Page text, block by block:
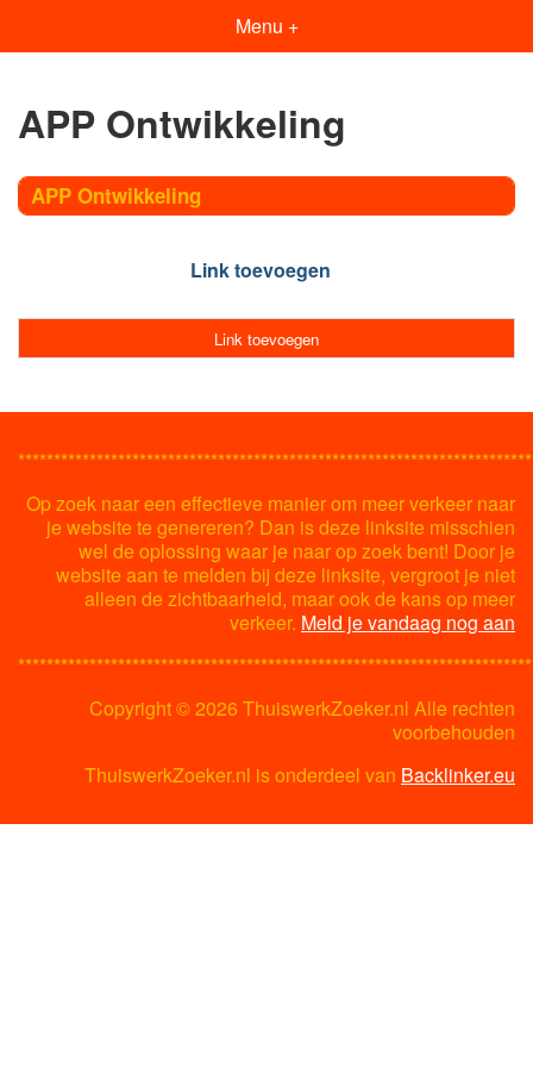
Menu +
APP Ontwikkeling
APP Ontwikkeling
Link toevoegen
Link toevoegen
Op zoek naar een effectieve manier om meer verkeer naar
je website te genereren? Dan is deze linksite misschien
wel de oplossing waar je naar op zoek bent! Door je
website aan te melden bij deze linksite, vergroot je niet
alleen de zichtbaarheid, maar ook de kans op meer
verkeer. Meld je vandaag nog aan
Copyright ©2026 ThuiswerkZoeker.nl Alle rechten
voorbehouden
ThuiswerkZoeker.nl is onderdeel van Backlinker.eu